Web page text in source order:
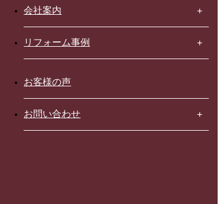
会社案内
リフォーム事例
お客様の声
お問い合わせ